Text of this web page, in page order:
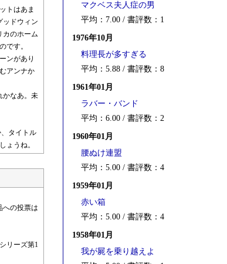
トはあま
ッドウィン
カのホーム
です。
ンがあり
アンナか
かなあ。未
タイトル
ょうね。
への投票は
リーズ第1
マクベス夫人症の男
平均：7.00 / 書評数：1
1976年10月
料理長が多すぎる
平均：5.88 / 書評数：8
1961年01月
ラバー・バンド
平均：6.00 / 書評数：2
1960年01月
腰ぬけ連盟
平均：5.00 / 書評数：4
1959年01月
赤い箱
平均：5.00 / 書評数：4
1958年01月
我が屍を乗り越えよ